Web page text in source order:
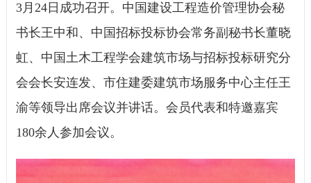
3月24日成功召开。中国建设工程造价管理协会秘
书长王中和、中国招标投标协会常务副秘书长董晓
虹、中国土木工程学会建筑市场与招标投标研究分
会会长安连发、市住建委建筑市场服务中心主任王
渝等领导出席会议并讲话。会员代表和特邀嘉宾
180余人参加会议。